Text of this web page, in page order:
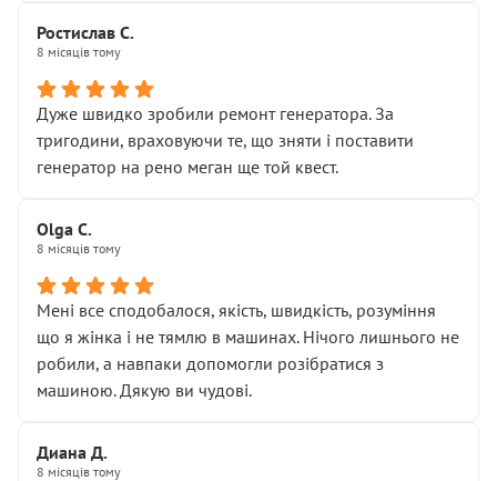
Хотілося б більше:
• належної уваги до авто
• прозорості в роботах і рахунках
• реальної діагностики, а не формального
“подивились і поїхав”
На жаль, складається враження, що сервіс працює не
Стосовно комунікації - все добре
звертатися до цього автосервісу.
Ростислав С.
8 місяців тому
Дуже швидко зробили ремонт генератора. За
тригодини, враховуючи те, що зняти і поставити
генератор на рено меган ще той квест.
Olga С.
8 місяців тому
Мені все сподобалося, якість, швидкість, розуміння
що я жінка і не тямлю в машинах. Нічого лишнього не
робили, а навпаки допомогли розібратися з
машиною. Дякую ви чудові.
Диана Д.
8 місяців тому